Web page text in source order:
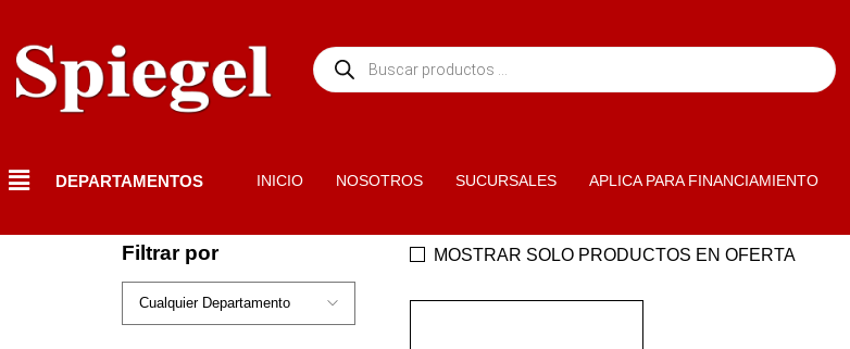
DEPARTAMENTOS INICIO NOSOTROS SUCURSALES APLICA PARA FINANCIAMIENTO
Filtrar por MOSTRAR SOLO PRODUCTOS EN OFERTA